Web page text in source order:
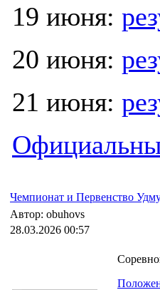
19 июня:
20 июня:
21 июня:
Чемпионат и Первенство
Автор: obuhovs
28.03.2026 00:57